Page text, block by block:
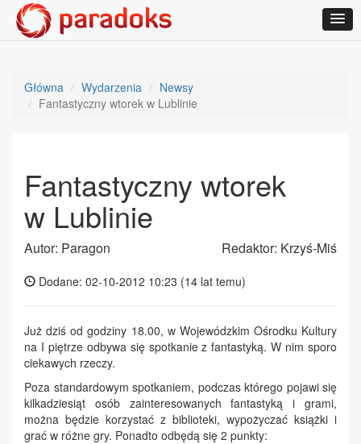
Główna Wydarzenia
Newsy
Fantastyczny wtorek w Lublinie
Fantastyczny wtorek
w Lublinie
Autor: Paragon Redaktor: Krzyś-Miś
Dodane: 02-10-2012 10:23 (14 lat temu)
Już dziś od godziny 18.00, w Wojewódzkim Ośrodku Kultury
na I piętrze odbywa się spotkanie z fantastyką. W nim sporo
ciekawych rzeczy.
Poza standardowym spotkaniem, podczas którego pojawi się
kilkadziesiąt osób zainteresowanych fantastyką i grami,
można będzie korzystać z biblioteki, wypożyczać książki i
grać w różne gry. Ponadto odbędą się 2 punkty: